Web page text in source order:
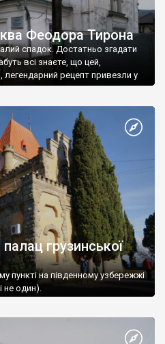
Феодора Тирона
спадок. Достатньо згадати
всі знаєте, що цей,
легендарний рецепт привезли у
грузинської
пункті на південному узбережжі
не один).